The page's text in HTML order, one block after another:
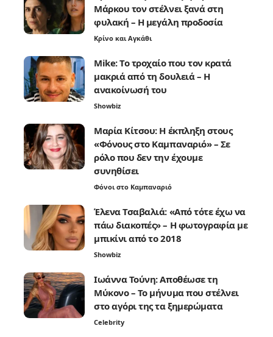
Μάρκου τον στέλνει ξανά στη
φυλακή – Η μεγάλη προδοσία
Κρίνο και Αγκάθι
Mike: Το τροχαίο που τον κρατά
μακριά από τη δουλειά – Η
ανακοίνωσή του
Showbiz
Μαρία Κίτσου: Η έκπληξη στους
«Φόνους στο Καμπαναριό» – Σε
ρόλο που δεν την έχουμε
συνηθίσει
Φόνοι στο Καμπαναριό
Έλενα Τσαβαλιά: «Από τότε έχω να
πάω διακοπές» – Η φωτογραφία με
μπικίνι από το 2018
Showbiz
Ιωάννα Τούνη: Αποθέωσε τη
Μύκονο – Το μήνυμα που στέλνει
στο αγόρι της τα ξημερώματα
Celebrity